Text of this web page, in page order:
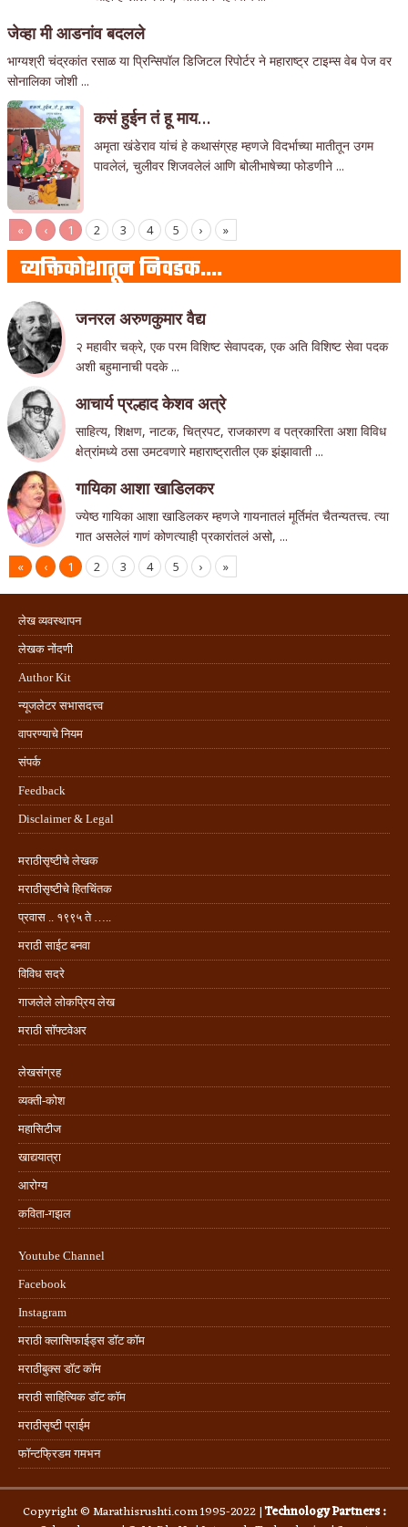
जेव्हा मी आडनांव बदलले
भाग्यश्री चंद्रकांत रसाळ या प्रिन्सिपॉल डिजिटल रिपोर्टर ने महाराष्ट्र टाइम्स वेब पेज वर
सोनालिका जोशी ...
कसं हुईन तं हू माय…
अमृता खंडेराव यांचं हे कथासंग्रह म्हणजे विदर्भाच्या मातीतून उगम
पावलेलं, चुलीवर शिजवलेलं आणि बोलीभाषेच्या फोडणीने ...
« ‹ 1 2 3 4 5 › »
व्यक्तिकोशातून निवडक….
जनरल अरुणकुमार वैद्य
२ महावीर चक्रे, एक परम विशिष्ट सेवापदक, एक अति विशिष्ट सेवा पदक
अशी बहुमानाची पदके ...
आचार्य प्रल्हाद केशव अत्रे
साहित्य, शिक्षण, नाटक, चित्रपट, राजकारण व पत्रकारिता अशा विविध
क्षेत्रांमध्ये ठसा उमटवणारे महाराष्ट्रातील एक झंझावाती ...
गा‌यिका आशा खाडिलकर
ज्येष्ठ गा‌यिका आशा खाडिलकर म्हणजे गायनातलं मूर्तिमंत चैतन्यतत्त्व. त्या
गात असलेलं गाणं कोणत्याही प्रकारांतलं असो, ...
« ‹ 1 2 3 4 5 › »
लेख व्यवस्थापन
लेखक नोंदणी
Author Kit
न्यूजलेटर सभासदत्त्व
वापरण्याचे नियम
संपर्क
Feedback
Disclaimer & Legal
मराठीसृष्टीचे लेखक
मराठीसृष्टीचे हितचिंतक
प्रवास .. १९९५ ते …..
मराठी साईट बनवा
विविध सदरे
गाजलेले लोकप्रिय लेख
मराठी सॉफ्टवेअर
लेखसंग्रह
व्यक्ती-कोश
महासिटीज
खाद्ययात्रा
आरोग्य
कविता-गझल
Youtube Channel
Facebook
Instagram
मराठी क्लासिफाईड्स डॉट कॉम
मराठीबुक्स डॉट कॉम
मराठी साहित्यिक डॉट कॉम
मराठीसृष्टी प्राईम
फॉन्टफ्रिडम गमभन
Copyright © Marathisrushti.com 1995-2022 |Technology Partners :